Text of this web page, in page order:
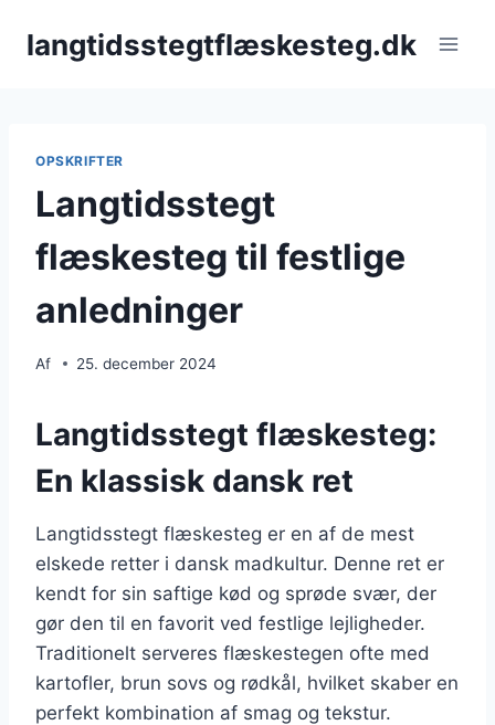
langtidsstegtflæskesteg.dk
OPSKRIFTER
Langtidsstegt
flæskesteg til festlige
anledninger
Af 25. december 2024
Langtidsstegt flæskesteg:
En klassisk dansk ret
Langtidsstegt flæskesteg er en af de mest
elskede retter i dansk madkultur. Denne ret er
kendt for sin saftige kød og sprøde svær, der
gør den til en favorit ved festlige lejligheder.
Traditionelt serveres flæskestegen ofte med
kartofler, brun sovs og rødkål, hvilket skaber en
perfekt kombination af smag og tekstur.